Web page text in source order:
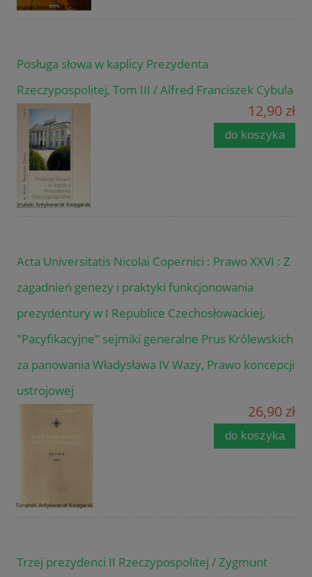
Posługa słowa w kaplicy Prezydenta
Rzeczypospolitej, Tom III / Alfred Franciszek Cybula
12,90 zł
do koszyka
Acta Universitatis Nicolai Copernici : Prawo XXVI : Z
zagadnień genezy i praktyki funkcjonowania
prezydentury w I Republice Czechosłowackiej,
"Pacyfikacyjne" sejmiki generalne Prus Królewskich
za panowania Władysława IV Wazy, Prawo koncepcji
ustrojowej
26,90 zł
do koszyka
Trzej prezydenci II Rzeczypospolitej / Zygmunt